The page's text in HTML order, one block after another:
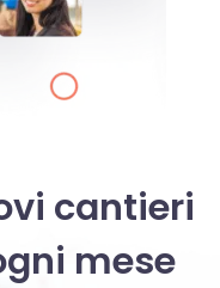
cantieri
mese